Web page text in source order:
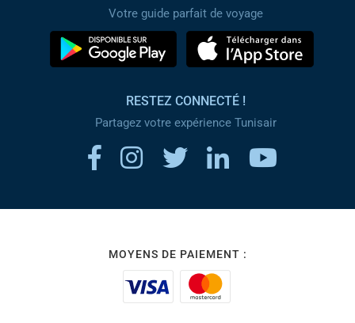
Votre guide parfait de voyage
RESTEZ CONNECTÉ !
Partagez votre expérience Tunisair
MOYENS DE PAIEMENT :